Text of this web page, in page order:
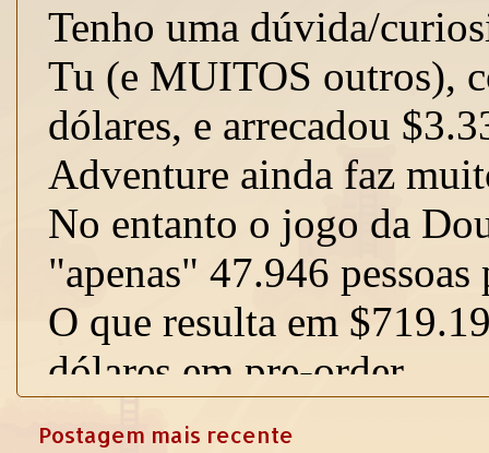
Postagem mais recente